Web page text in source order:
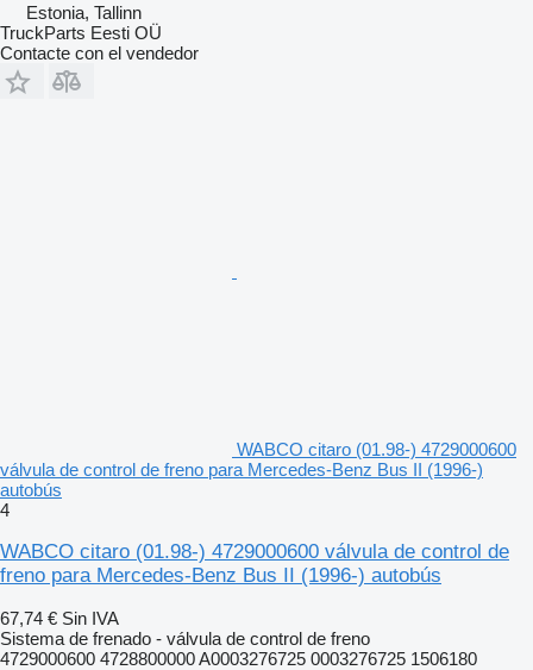
Estonia, Tallinn
TruckParts Eesti OÜ
Contacte con el vendedor
WABCO citaro (01.98-) 4729000600
válvula de control de freno para Mercedes-Benz Bus II (1996-)
autobús
4
WABCO citaro (01.98-) 4729000600 válvula de control de
freno para Mercedes-Benz Bus II (1996-) autobús
67,74 € Sin IVA
Sistema de frenado - válvula de control de freno
4729000600 4728800000 A0003276725 0003276725 1506180